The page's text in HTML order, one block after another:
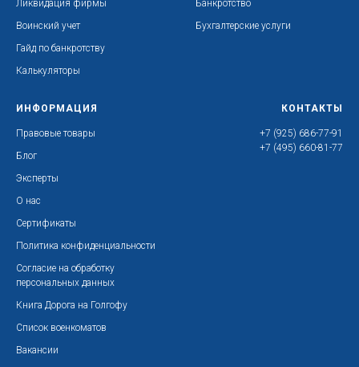
Ликвидация фирмы
Воинский учет
Гайд по банкротству
Калькуляторы
Банкротство
Бухгалтерские услуги
ИНФОРМАЦИЯ
Правовые товары
Блог
Эксперты
О нас
Сертификаты
Политика конфиденциальности
Согласие на обработку
персональных данных
Книга Дорога на Голгофу
Список военкоматов
Вакансии
КОНТАКТЫ
+7 (925) 686-77-91
+7 (495) 660-81-77